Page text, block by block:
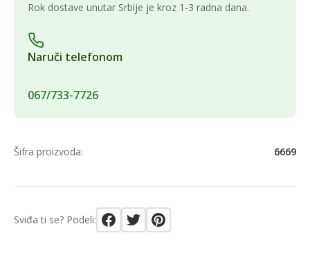
Rok dostave unutar Srbije je kroz 1-3 radna dana.
Naruči telefonom
067/733-7726
Šifra proizvoda: 6669
Sviđa ti se? Podeli: